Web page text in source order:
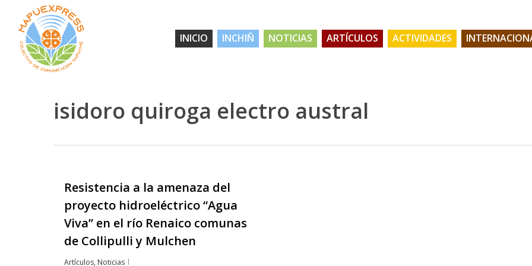
main
content
Hit enter to search or ESC to close
INICIO INCHIÑ NOTICIAS ARTÍCULOS ACTIVIDADES
isidoro quiroga electro austral
Resistencia a la amenaza del
proyecto hidroeléctrico “Agua
Viva” en el río Renaico comunas
de Collipulli y Mulchen
Artículos, Noticias